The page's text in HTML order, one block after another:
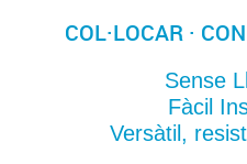
COL·LOCAR ·
Sense
Fàcil
Versàtil,